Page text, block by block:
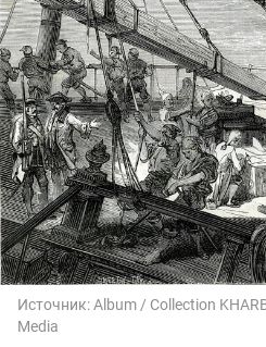
Источник:Album / Collection
Media